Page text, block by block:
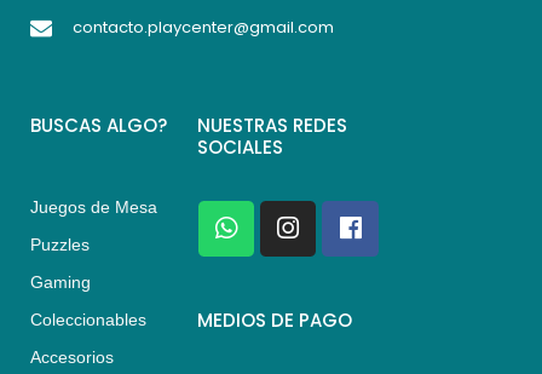
contacto.playcenter@gmail.com
BUSCAS ALGO?
Juegos de Mesa
Puzzles
Gaming
Coleccionables
Accesorios
NUESTRAS REDES
SOCIALES
W
h
a
s
I
n
s
a
F
a
c
b
MEDIOS DE PAGO